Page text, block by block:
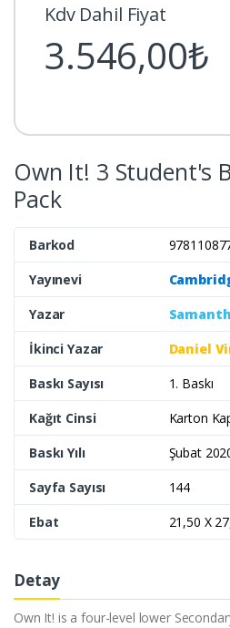
Own It! 3 Student's
Pack
Barkod
Yayınevi
Yazar
İkinci Yazar
Daniel
Baskı Sayısı
1. Baskı
Kağıt Cinsi
Karton
Baskı Yılı
Şubat
Sayfa Sayısı
144
Ebat
21,50 X
Kdv Dahil Fiyat
3.546,00₺
Detay
Own It! is a four-level lower